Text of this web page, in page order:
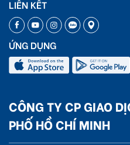
LIÊN KẾT
ỨNG DỤNG
CÔNG TY CP GIAO
PHỐ HỒ CHÍ MINH